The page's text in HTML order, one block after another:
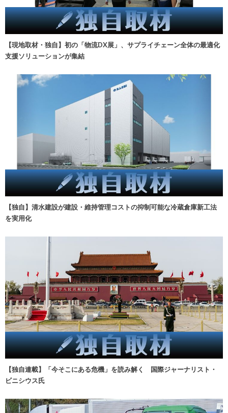
【現地取材・独自】初の「物流DX展」、サプライチェーン全体の最適化
支援ソリューションが集結
【独自】清水建設が建設・維持管理コストの抑制可能な冷蔵倉庫新工法
を実用化
【独自連載】「今そこにある危機」を読み解く 国際ジャーナリスト・
ビニシウス氏